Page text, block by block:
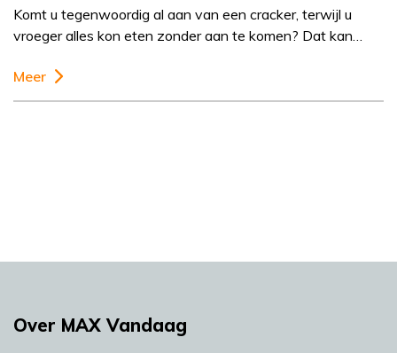
Komt u tegenwoordig al aan van een cracker, terwijl u
vroeger alles kon eten zonder aan te komen? Dat kan…
Meer
Over MAX Vandaag